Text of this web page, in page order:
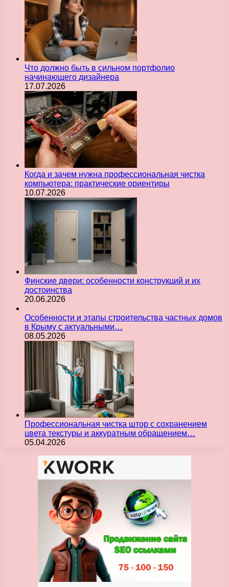
Что должно быть в сильном портфолио
начинающего дизайнера
17.07.2026
Когда и зачем нужна профессиональная чистка
компьютера: практические ориентиры
10.07.2026
Финские двери: особенности конструкций и их
достоинства
20.06.2026
Особенности и этапы строительства частных домов
в Крыму с актуальными…
08.05.2026
Профессиональная чистка штор с сохранением
цвета текстуры и аккуратным обращением…
05.04.2026